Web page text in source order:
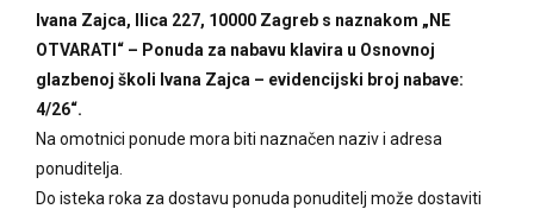
Ivana Zajca, Ilica 227, 10000 Zagreb s naznakom „NE
OTVARATI“ – Ponuda za nabavu klavira u Osnovnoj
glazbenoj školi Ivana Zajca – evidencijski broj nabave:
4/26“.
Na omotnici ponude mora biti naznačen naziv i adresa
ponuditelja.
Do isteka roka za dostavu ponuda ponuditelj može dostaviti